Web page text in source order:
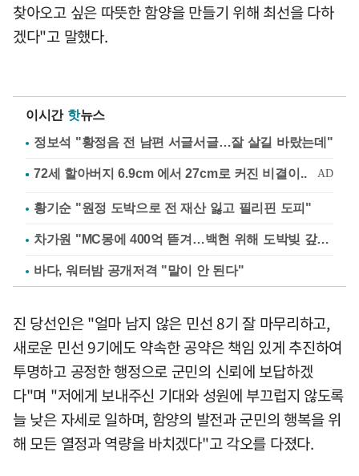
찾아오고 싶은 따뜻한 함양을 만들기 위해 최선을 다하
겠다"고 말했다.
이시간 핫뉴스
정보석 "황정음 전 남편 서글서글…잘 살길 바랐는데"
황기순 "원정 도박으로 전 재산 잃고 필리핀 도피"
차가원 "MC몽에 400억 뜯겨…백현 위해 도박빚 갚아줘"
바다, 워터밤 공개저격 "말이 안 된다"
진 당선인은 "얼마 남지 않은 민선 8기 잘 마무리하고,
새로운 민선 9기에도 약속한 공약은 책임 있게 추진하여
투명하고 공정한 행정으로 군민의 신뢰에 보답하겠
다"며 "저에게 보내주신 기대와 성원에 부끄럽지 않도록
늘 낮은 자세로 일하며, 함양의 발전과 군민의 행복을 위
해 모든 열정과 역량을 바치겠다"고 각오를 다졌다.